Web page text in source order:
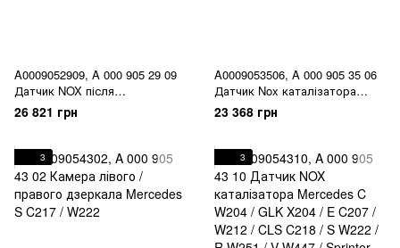
A0009052909, A 000 905 29 09
Датчик NOX після
каталізатора Mercedes ML /
GLE W166 / C292 / GL / GLS
X253 / V 447 / G W463
26 821 грн
A0009053506, A 000 905 35 06
Датчик Nox каталізатора
Mercedes GLK X204 / E C207 /
W212 / CLS C218 / S W222
23 368 грн
3 3